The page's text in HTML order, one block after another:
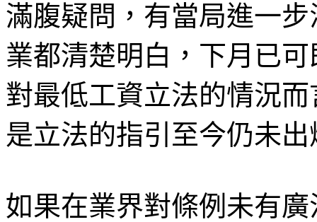
滿腹疑問，有當局進一
業都清楚明白，下月已
對最低工資立法的情況
是立法的指引至今仍未出
如果在業界對條例未有